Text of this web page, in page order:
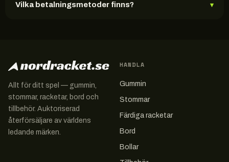
Vilka betalningsmetoder finns? ▾
Allt för ditt spel — gummin,
stommar, racketar, bord och
tillbehör. Auktoriserad
återförsäljare av världens
ledande märken.
HANDLA
Gummin
Stommar
Färdiga racketar
Bord
Bollar